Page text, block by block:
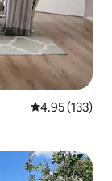
평점 4.95점(5
4.95 (133)